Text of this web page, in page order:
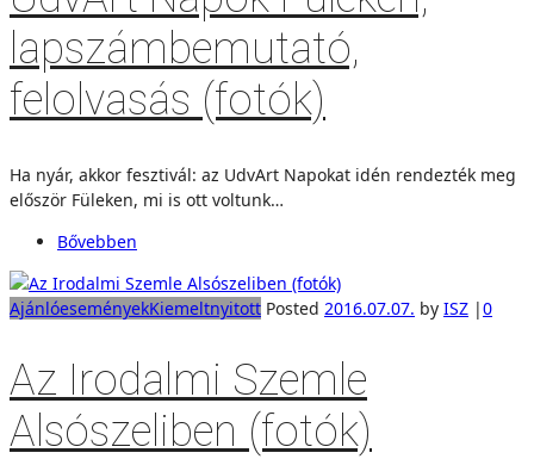
lapszámbemutató,
felolvasás (fotók)
Ha nyár, akkor fesztivál: az UdvArt Napokat idén rendezték meg
először Füleken, mi is ott voltunk…
Bővebben
AjánlóeseményekKiemeltnyitott Posted 2016.07.07. by ISZ |0
Az Irodalmi Szemle
Alsószeliben (fotók)